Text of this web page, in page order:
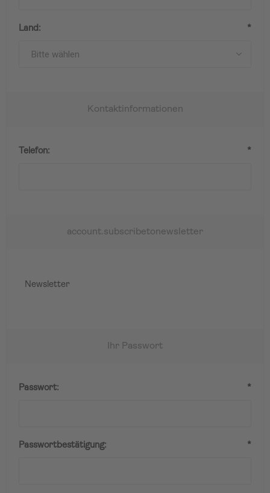
Land: *
Kontaktinformationen
Telefon: *
account.subscribetonewsletter
Newsletter
Ihr Passwort
Passwort: *
Passwortbestätigung: *